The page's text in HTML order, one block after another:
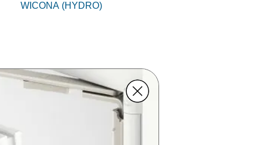
WICONA (HYDRO)